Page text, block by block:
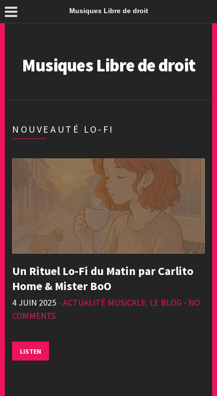
Musiques Libre de droit
Musiques Libre de droit
NOUVEAUTÉ LO-FI
Un Rituel Lo-Fi du Matin par Carlito
Home & Mister BoO
4 JUIN 2025 • ACTUALITÉ MUSICALE, LE BLOG • NO
COMMENTS
LISTEN